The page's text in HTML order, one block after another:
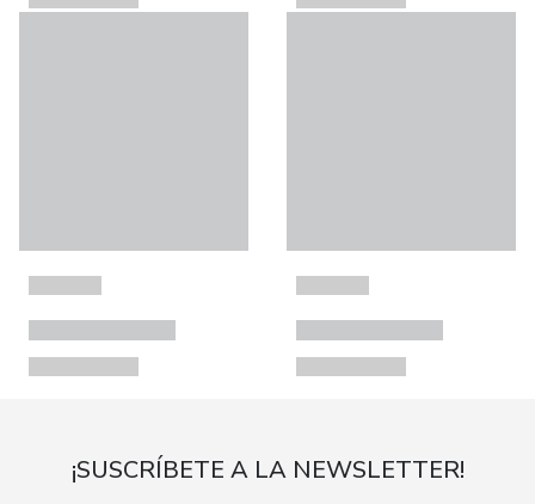
¡SUSCRÍBETE A LA NEWSLETTER!